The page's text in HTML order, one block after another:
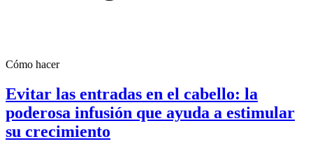
Cómo hacer
Evitar las entradas en el cabello: la
poderosa infusión que ayuda a estimular
su crecimiento